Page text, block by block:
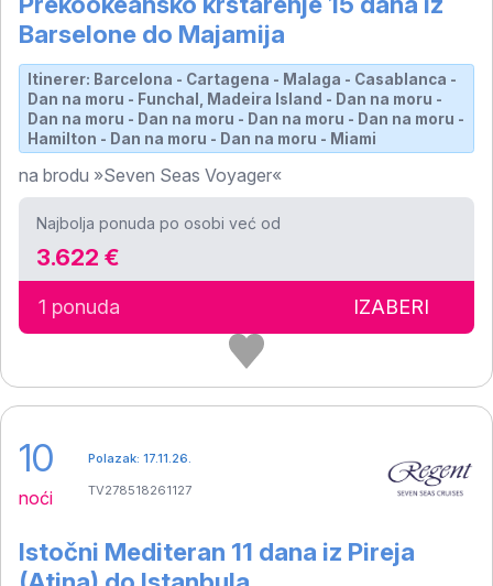
Barselone do Majamija
Itinerer: Barcelona - Cartagena - Malaga - Casablanca -
Dan na moru - Funchal, Madeira Island - Dan na moru -
Dan na moru - Dan na moru - Dan na moru - Dan na moru -
Hamilton - Dan na moru - Dan na moru - Miami
na brodu »Seven Seas Voyager«
Najbolja ponuda po osobi već od
3.622 €
1 ponuda IZABERI
10
noći
Istočni Mediteran 11 dana iz Pireja
Polazak: 17.11.26.
TV278518261127